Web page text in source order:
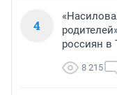
4
россиян в
8 215